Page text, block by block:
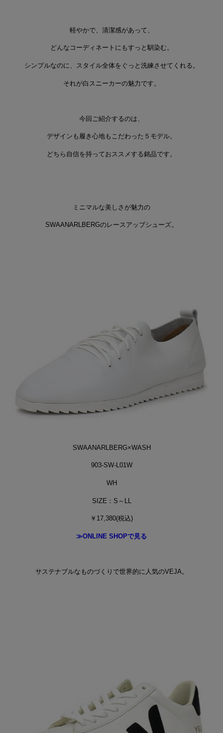
軽やかで、清潔感があって、
どんなコーディネートにもすっと馴染む。
シンプルなのに、スタイル全体をぐっと洗練させてくれる。
それが白スニーカーの魅力です。
今回ご紹介するのは、
デザインも履き心地もこだわった５モデル。
どちら自信を持っておススメする銘品です。
ミニマルな美しさが魅力の
SWAANARLBERGのレースアップシューズ。
SWAANARLBERG×WASH
903-SW-L01W
WH
SIZE：S～LL
￥17,380(税込)
≫ONLINE SHOPで見る
サステナブルなものづくりで世界的に人気のVEJA。